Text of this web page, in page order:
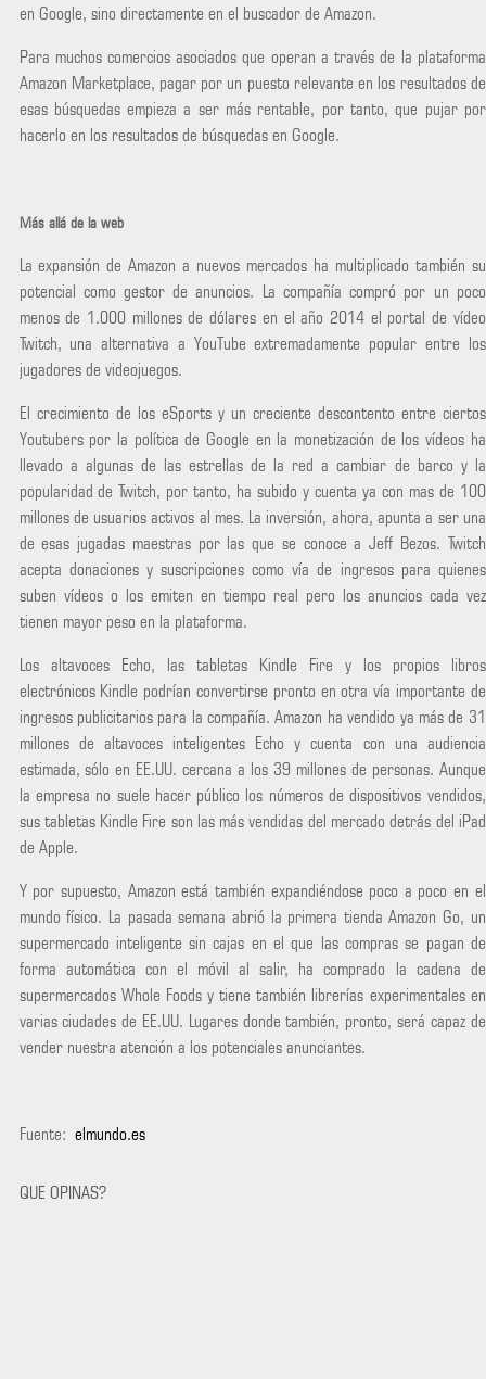
en Google, sino directamente en el buscador de Amazon.
Para muchos comercios asociados que operan a través de la plataforma
Amazon Marketplace, pagar por un puesto relevante en los resultados de
esas búsquedas empieza a ser más rentable, por tanto, que pujar por
hacerlo en los resultados de búsquedas en Google.
Más allá de la web
La expansión de Amazon a nuevos mercados ha multiplicado también su
potencial como gestor de anuncios. La compañía compró por un poco
menos de 1.000 millones de dólares en el año 2014 el portal de vídeo
Twitch, una alternativa a YouTube extremadamente popular entre los
jugadores de videojuegos.
El crecimiento de los eSports y un creciente descontento entre ciertos
Youtubers por la política de Google en la monetización de los vídeos ha
llevado a algunas de las estrellas de la red a cambiar de barco y la
popularidad de Twitch, por tanto, ha subido y cuenta ya con mas de 100
millones de usuarios activos al mes. La inversión, ahora, apunta a ser una
de esas jugadas maestras por las que se conoce a Jeff Bezos. Twitch
acepta donaciones y suscripciones como vía de ingresos para quienes
suben vídeos o los emiten en tiempo real pero los anuncios cada vez
tienen mayor peso en la plataforma.
Los altavoces Echo, las tabletas Kindle Fire y los propios libros
electrónicos Kindle podrían convertirse pronto en otra vía importante de
ingresos publicitarios para la compañía. Amazon ha vendido ya más de 31
millones de altavoces inteligentes Echo y cuenta con una audiencia
estimada, sólo en EE.UU. cercana a los 39 millones de personas. Aunque
la empresa no suele hacer público los números de dispositivos vendidos,
sus tabletas Kindle Fire son las más vendidas del mercado detrás del iPad
de Apple.
Y por supuesto, Amazon está también expandiéndose poco a poco en el
mundo físico. La pasada semana abrió la primera tienda Amazon Go, un
supermercado inteligente sin cajas en el que las compras se pagan de
forma automática con el móvil al salir, ha comprado la cadena de
supermercados Whole Foods y tiene también librerías experimentales en
varias ciudades de EE.UU. Lugares donde también, pronto, será capaz de
vender nuestra atención a los potenciales anunciantes.
Fuente: elmundo.es
QUE OPINAS?